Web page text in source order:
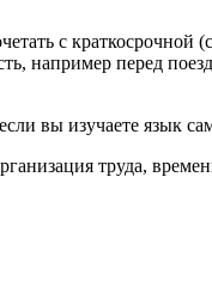
с краткосрочной
например перед
вы изучаете язык
труда,